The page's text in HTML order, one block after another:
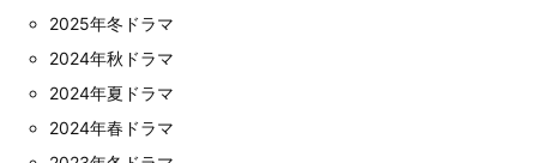
2025年冬ドラマ
2024年秋ドラマ
2024年夏ドラマ
2024年春ドラマ